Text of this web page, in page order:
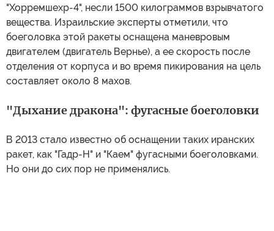
"Хорремшехр-4", несли 1500 килограммов взрывчатого
вещества. Израильские эксперты отметили, что
боеголовка этой ракеты оснащена маневровым
двигателем (двигатель Вернье), а ее скорость после
отделения от корпуса и во время пикирования на цель
составляет около 8 махов.
"Дыхание дракона": фугасные боеголовки
В 2013 стало известно об оснащении таких иранских
ракет, как "Гадр-H" и "Каем" фугасными боеголовками.
Но они до сих пор не применялись.